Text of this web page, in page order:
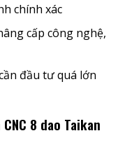
chính xác
cấp công nghệ,
đầu tư quá lớn
8 dao Taikan